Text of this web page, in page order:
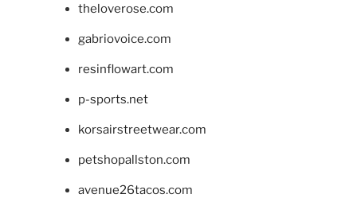
theloverose.com
gabriovoice.com
resinflowart.com
p-sports.net
korsairstreetwear.com
petshopallston.com
avenue26tacos.com